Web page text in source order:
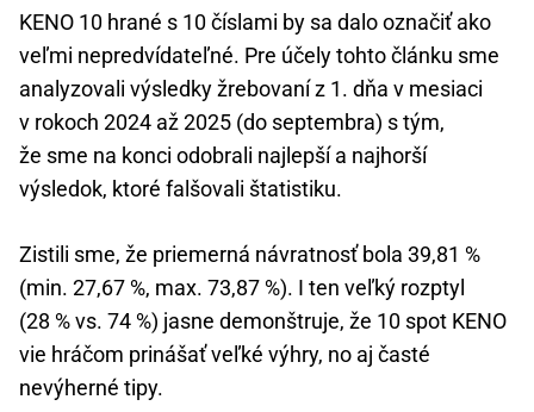
KENO 10 hrané s 10 číslami by sa dalo označiť ako
veľmi nepredvídateľné. Pre účely tohto článku sme
analyzovali výsledky žrebovaní z 1. dňa v mesiaci
v rokoch 2024 až 2025 (do septembra) s tým,
že sme na konci odobrali najlepší a najhorší
výsledok, ktoré falšovali štatistiku.
Zistili sme, že priemerná návratnosť bola 39,81 %
(min. 27,67 %, max. 73,87 %). I ten veľký rozptyl
(28 % vs. 74 %) jasne demonštruje, že 10 spot KENO
vie hráčom prinášať veľké výhry, no aj časté
nevýherné tipy.